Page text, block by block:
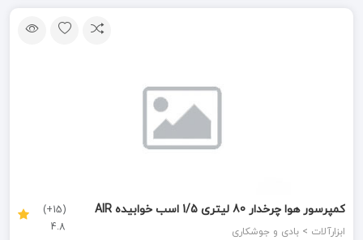
کمپرسور هوا چرخدار 80 لیتری 1/5 اسب خوابیده AIR
COMPRESSOR
ابزارآلات > بادی و جوشکاری
(15+)
4.8